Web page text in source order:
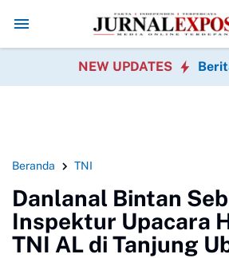
Gotong Royong Sambut HUT Ke-81
NEW UPDATES
Beranda TNI
Danlanal Bintan
Inspektur Upacara
TNI AL di Tanjung